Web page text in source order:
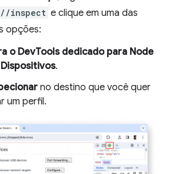
inspect e clique em uma das
opções:
o DevTools dedicado para Node
Dispositivos.
no destino que você quer
um perfil.